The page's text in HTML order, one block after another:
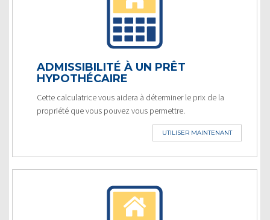
ADMISSIBILITÉ À UN PRÊT
HYPOTHÉCAIRE
Cette calculatrice vous aidera à déterminer le prix de la
propriété que vous pouvez vous permettre.
UTILISER MAINTENANT